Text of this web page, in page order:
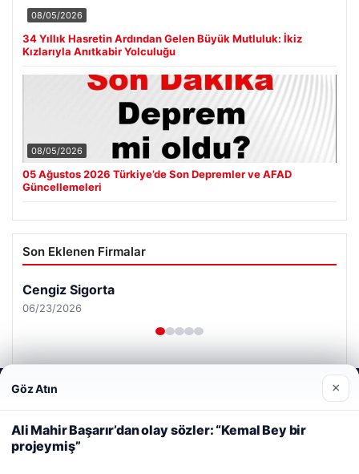
08/05/2026
34 Yıllık Hasretin Ardından Gelen Büyük Mutluluk: İkiz
Kızlarıyla Anıtkabir Yolculuğu
08/05/2026
05 Ağustos 2026 Türkiye’de Son Depremler ve AFAD
Güncellemeleri
Son Eklenen Firmalar
Cengiz Sigorta
06/23/2026
© 2026 Tatil Gez – Güncel – Gezilecek Yerler
Web sitemizi nasıl kullandığınızı daha iyi anlayabilmek,
deneyiminizi kişiselleştirmek ve geliştirmek amacıyla çerezler
kullanıyoruz.
Çerez Politikamız
Reddet
Göz Atın ×
Ali Mahir Başarır’dan olay sözler: “Kemal Bey bir
projeymiş”